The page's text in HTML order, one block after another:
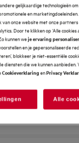
gelijkaardige technologieën
en
onze website met onze partners
Door te klikken op ‘Alle cookies
kunnen weje ervaring
en je gepersonaliseerde
blokkeer je niet-essentiële
diensten die we kunnen
CookieverklaringenPrivacy
Alle